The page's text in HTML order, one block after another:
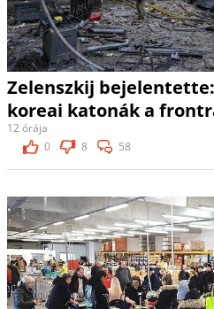
Zelenszkij
koreai katonák a
12 órája
0
8 58